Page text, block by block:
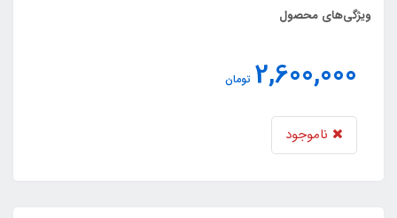
ویژگی‌های محصول
2,600,000 تومان
ناموجود